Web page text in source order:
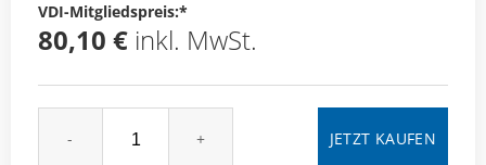
VDI-Mitgliedspreis:*
80,10 € inkl. MwSt.
- +